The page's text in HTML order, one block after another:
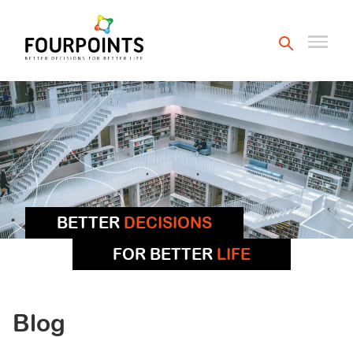
BETTER DECISIONS
FOR BETTER LIFE
Blog